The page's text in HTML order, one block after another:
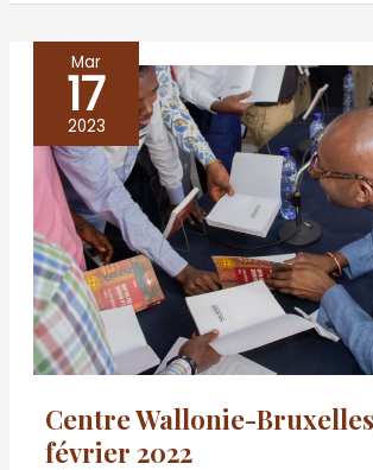
Mar
17
2023
Centre Wallonie-
février 2022
Centre
Wallonie-
Bruxelles,
le
02
février
2022